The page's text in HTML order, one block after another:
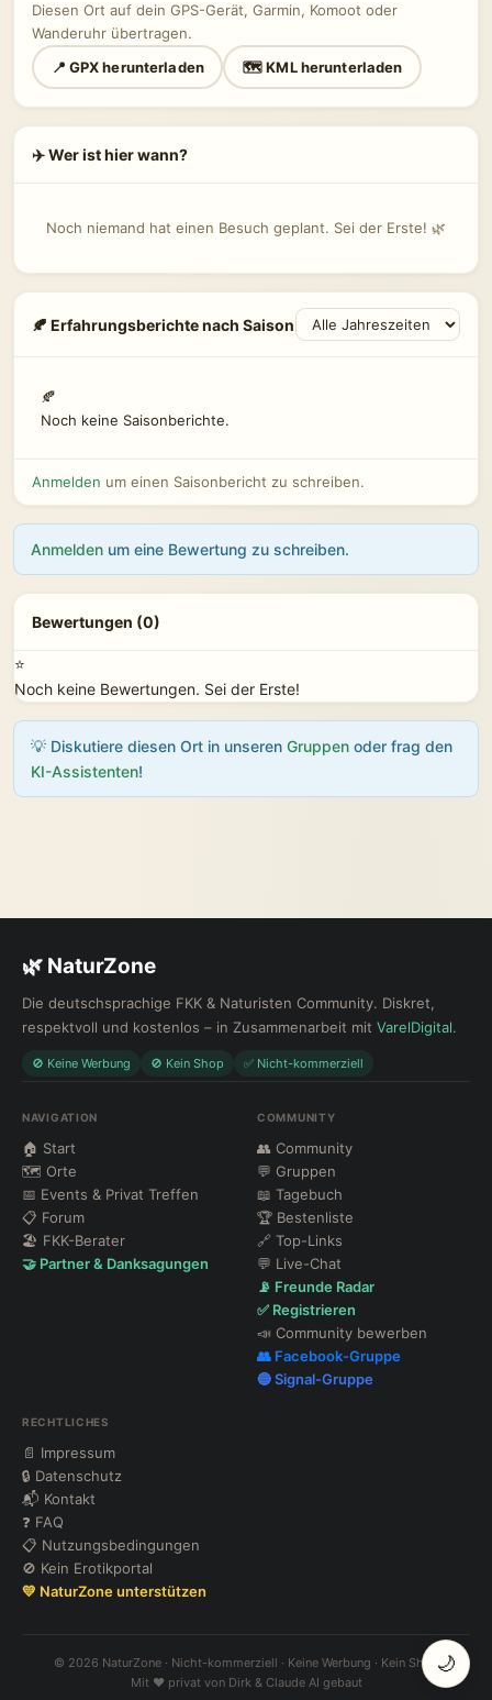
🌙
Diesen Ort auf dein GPS-Gerät, Garmin, Komoot oder
Wanderuhr übertragen.
📍 GPX herunterladen
🗺 KML herunterladen
✈️ Wer ist hier wann?
Noch niemand hat einen Besuch geplant. Sei der Erste! 🌿
🍂 Erfahrungsberichte nach Saison
🍂
Noch keine Saisonberichte.
Anmelden um einen Saisonbericht zu schreiben.
Anmelden um eine Bewertung zu schreiben.
Bewertungen (0)
⭐
Noch keine Bewertungen. Sei der Erste!
💡 Diskutiere diesen Ort in unseren Gruppen oder frag den
KI-Assistenten!
🌿 NaturZone
Die deutschsprachige FKK & Naturisten Community. Diskret,
respektvoll und kostenlos – in Zusammenarbeit mit VarelDigital.
🚫 Keine Werbung 🚫 Kein Shop ✅ Nicht-kommerziell
NAVIGATION
🏠 Start
🗺 Orte
📅 Events & Privat Treffen
📋 Forum
🏖 FKK-Berater
🤝 Partner & Danksagungen
COMMUNITY
👥 Community
💬 Gruppen
📖 Tagebuch
🏆 Bestenliste
🔗 Top-Links
💬 Live-Chat
📡 Freunde Radar
✅ Registrieren
📣 Community bewerben
👥 Facebook-Gruppe
🔵 Signal-Gruppe
RECHTLICHES
📄 Impressum
🔒 Datenschutz
📬 Kontakt
❓ FAQ
📋 Nutzungsbedingungen
🚫 Kein Erotikportal
💛 NaturZone unterstützen
© 2026 NaturZone · Nicht-kommerziell · Keine Werbung · Kein Shop
Mit ❤️ privat von Dirk & Claude AI gebaut